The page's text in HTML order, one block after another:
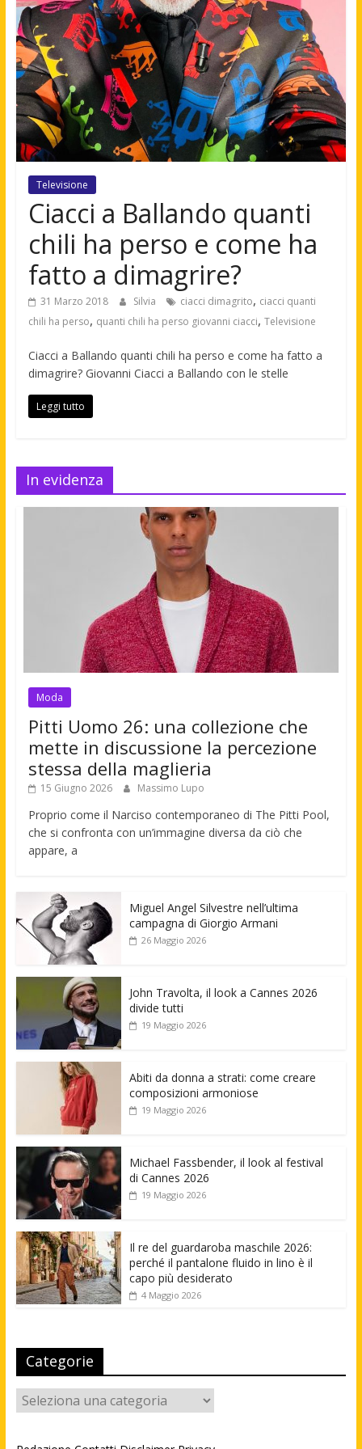
Televisione
Ciacci a Ballando quanti
chili ha perso e come ha
fatto a dimagrire?
31 Marzo 2018 Silvia ciacci dimagrito, ciacci quanti
chili ha perso, quanti chili ha perso giovanni ciacci, Televisione
Ciacci a Ballando quanti chili ha perso e come ha fatto a
dimagrire? Giovanni Ciacci a Ballando con le stelle
Leggi tutto
In evidenza
Moda
Pitti Uomo 26: una collezione che
mette in discussione la percezione
stessa della maglieria
15 Giugno 2026 Massimo Lupo
Proprio come il Narciso contemporaneo di The Pitti Pool,
che si confronta con un’immagine diversa da ciò che
appare, a
Miguel Angel Silvestre nell’ultima
campagna di Giorgio Armani
26 Maggio 2026
John Travolta, il look a Cannes 2026
divide tutti
19 Maggio 2026
Abiti da donna a strati: come creare
composizioni armoniose
19 Maggio 2026
Michael Fassbender, il look al festival
di Cannes 2026
19 Maggio 2026
Il re del guardaroba maschile 2026:
perché il pantalone fluido in lino è il
capo più desiderato
4 Maggio 2026
Categorie
Categorie